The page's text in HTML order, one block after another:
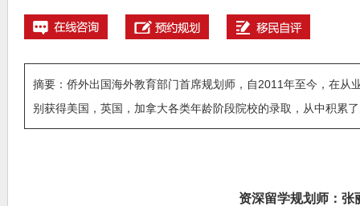
摘要：侨外出国海外教育部门首席规划师，自2011年至今，在从
别获得美国，英国，加拿大各类年龄阶段院校的录取，从中积累
资深留学规划师：张